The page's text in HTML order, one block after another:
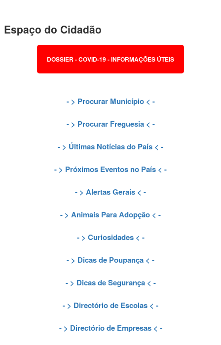
Espaço do Cidadão
DOSSIER - COVID-19 - INFORMAÇÕES ÚTEIS
- > Procurar Município< -
- > Procurar Freguesia< -
- > Últimas Notícias do País < -
- > Próximos Eventos no País < -
- > Alertas Gerais < -
- > Animais Para Adopção < -
- > Curiosidades< -
- > Dicas de Poupança < -
- > Dicas de Segurança< -
- > Directório de Escolas < -
- > Directório de Empresas< -